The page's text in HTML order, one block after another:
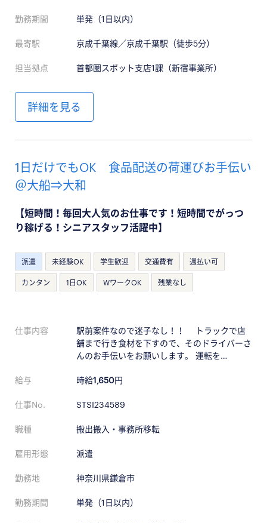
勤務期間 単発（1日以内）
最寄駅 京成千葉線／京成千葉駅（徒歩5分）
担当拠点 首都圏スポット支店1課（新宿事業所）
詳細を見る
1日だけでもOK 食品配送の荷運びお手伝い
＠大船⇒大和
【短時間！毎回大人気のお仕事です！短時間でがっつ
り稼げる！シニアスタッフ活躍中】
派遣 未経験OK 学生歓迎 交通費有 週払い可
カンタン 1日OK WワークOK 残業なし
仕事内容
駅前案件なので迷子なし！！ トラックで店
舗まで行き食材を下すので、そのドライバーさ
んのお手伝いをお願いします。 運転を…
給与 時給1,650円
仕事No. STSI234589
職種 搬出搬入・事務所移転
雇用形態 派遣
勤務地 神奈川県鎌倉市
勤務期間 単発（1日以内）